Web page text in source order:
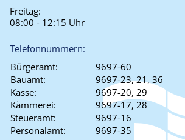
Freitag:
08:00 - 12:15 Uhr
Telefonnummern:
Bürgeramt:
9697-60
Bauamt:
9697-23, 21, 36
Kasse:
9697-20, 29
Kämmerei:
9697-17, 28
Steueramt:
9697-16
Personalamt:
9697-35